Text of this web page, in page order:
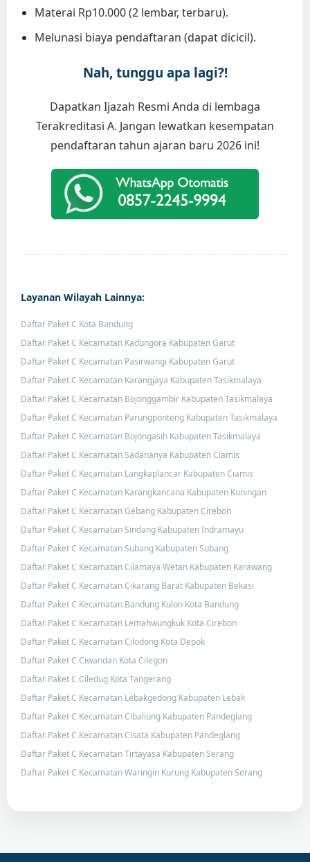
Materai Rp10.000 (2 lembar, terbaru).
Melunasi biaya pendaftaran (dapat dicicil).
Nah, tunggu apa lagi?!
Dapatkan Ijazah Resmi Anda di lembaga
Terakreditasi A. Jangan lewatkan kesempatan
pendaftaran tahun ajaran baru 2026 ini!
Layanan Wilayah Lainnya:
Daftar Paket C Kota Bandung
Daftar Paket C Kecamatan Kadungora Kabupaten Garut
Daftar Paket C Kecamatan Pasirwangi Kabupaten Garut
Daftar Paket C Kecamatan Karangjaya Kabupaten Tasikmalaya
Daftar Paket C Kecamatan Bojonggambir Kabupaten Tasikmalaya
Daftar Paket C Kecamatan Parungponteng Kabupaten Tasikmalaya
Daftar Paket C Kecamatan Bojongasih Kabupaten Tasikmalaya
Daftar Paket C Kecamatan Sadananya Kabupaten Ciamis
Daftar Paket C Kecamatan Langkaplancar Kabupaten Ciamis
Daftar Paket C Kecamatan Karangkancana Kabupaten Kuningan
Daftar Paket C Kecamatan Gebang Kabupaten Cirebon
Daftar Paket C Kecamatan Sindang Kabupaten Indramayu
Daftar Paket C Kecamatan Subang Kabupaten Subang
Daftar Paket C Kecamatan Cilamaya Wetan Kabupaten Karawang
Daftar Paket C Kecamatan Cikarang Barat Kabupaten Bekasi
Daftar Paket C Kecamatan Bandung Kulon Kota Bandung
Daftar Paket C Kecamatan Lemahwungkuk Kota Cirebon
Daftar Paket C Kecamatan Cilodong Kota Depok
Daftar Paket C Ciwandan Kota Cilegon
Daftar Paket C Ciledug Kota Tangerang
Daftar Paket C Kecamatan Lebakgedong Kabupaten Lebak
Daftar Paket C Kecamatan Cibaliung Kabupaten Pandeglang
Daftar Paket C Kecamatan Cisata Kabupaten Pandeglang
Daftar Paket C Kecamatan Tirtayasa Kabupaten Serang
Daftar Paket C Kecamatan Waringin Kurung Kabupaten Serang